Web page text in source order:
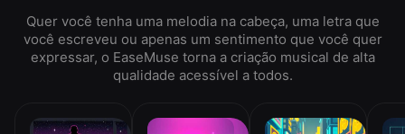
Quer você tenha uma melodia na cabeça, uma letra que
você escreveu ou apenas um sentimento que você quer
expressar, o EaseMuse torna a criação musical de alta
qualidade acessível a todos.